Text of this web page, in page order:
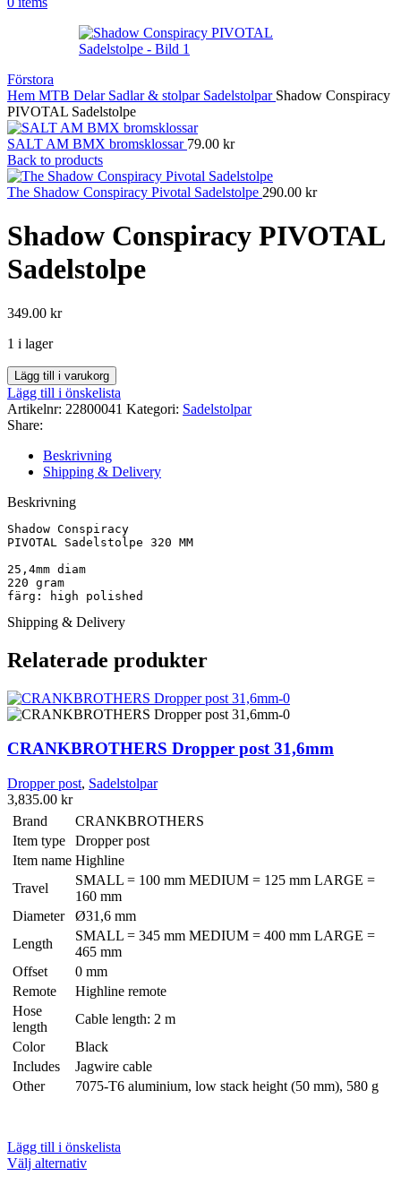
Förstora
Hem MTB Delar Sadlar & stolpar Sadelstolpar Shadow Conspiracy
PIVOTAL Sadelstolpe
SALT AM BMX bromsklossar 79.00 kr
Back to products
The Shadow Conspiracy Pivotal Sadelstolpe 290.00 kr
Shadow Conspiracy PIVOTAL
Sadelstolpe
349.00 kr
1 i lager
Shadow
Conspiracy
PIVOTAL
Sadelstolpe
Lägg till i varukorg
Lägg till i önskelista
Artikelnr: 22800041 Kategori: Sadelstolpar
Share:
Beskrivning
Shipping & Delivery
Beskrivning
Shadow Conspiracy
PIVOTAL Sadelstolpe 320 MM
25,4mm diam
220 gram
färg: high polished
Shipping & Delivery
Relaterade produkter
CRANKBROTHERS Dropper post 31,6mm
Dropper post, Sadelstolpar
3,835.00 kr
Brand
CRANKBROTHERS
Item type
Dropper post
Item name Highline
Travel
SMALL = 100 mm MEDIUM = 125 mm LARGE =
160 mm
Diameter
Ø31,6 mm
Length
SMALL = 345 mm MEDIUM = 400 mm LARGE =
465 mm
Offset
0 mm
Remote
Highline remote
Hose
length
Cable length: 2 m
Color
Black
Includes
Jagwire cable
Other
7075-T6 aluminium, low stack height (50 mm), 580 g
Lägg till i önskelista
Välj alternativDen